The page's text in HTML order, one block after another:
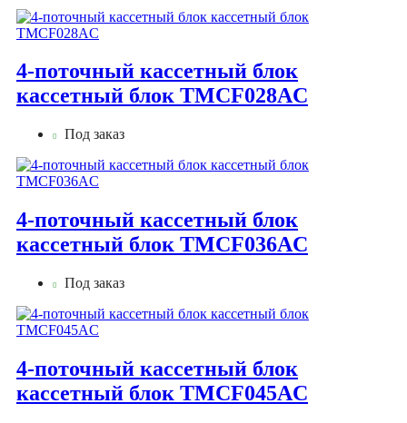
4-поточный кассетный блок
кассетный блок TMCF028AС
Под заказ
4-поточный кассетный блок
кассетный блок TMCF036AС
Под заказ
4-поточный кассетный блок
кассетный блок TMCF045AС